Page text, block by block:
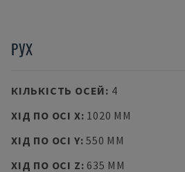
РУХ
КІЛЬКІСТЬ ОСЕЙ: 4
ХІД ПО ОСІ X: 1020 MM
ХІД ПО ОСІ Y:550 MM
ХІД ПО ОСІ Z: 635 MM